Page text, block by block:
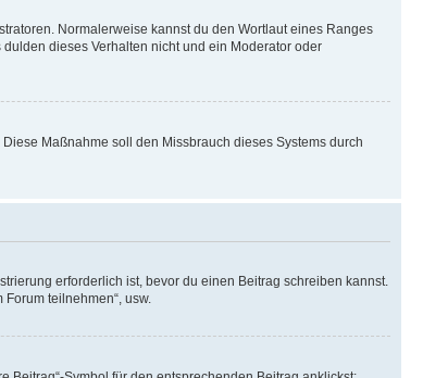
Normalerweise kannst du den Wortlaut eines Ranges
dieses Verhalten nicht und ein Moderator oder
Maßnahme soll den Missbrauch dieses Systems durch
erforderlich ist, bevor du einen Beitrag schreiben kannst.
teilnehmen“, usw.